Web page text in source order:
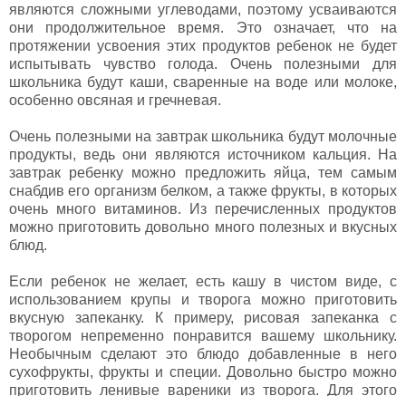
являются сложными углеводами, поэтому усваиваются
они продолжительное время. Это означает, что на
протяжении усвоения этих продуктов ребенок не будет
испытывать чувство голода. Очень полезными для
школьника будут каши, сваренные на воде или молоке,
особенно овсяная и гречневая.
Очень полезными на завтрак школьника будут молочные
продукты, ведь они являются источником кальция. На
завтрак ребенку можно предложить яйца, тем самым
снабдив его организм белком, а также фрукты, в которых
очень много витаминов. Из перечисленных продуктов
можно приготовить довольно много полезных и вкусных
блюд.
Если ребенок не желает, есть кашу в чистом виде, с
использованием крупы и творога можно приготовить
вкусную запеканку. К примеру, рисовая запеканка с
творогом непременно понравится вашему школьнику.
Необычным сделают это блюдо добавленные в него
сухофрукты, фрукты и специи. Довольно быстро можно
приготовить ленивые вареники из творога. Для этого